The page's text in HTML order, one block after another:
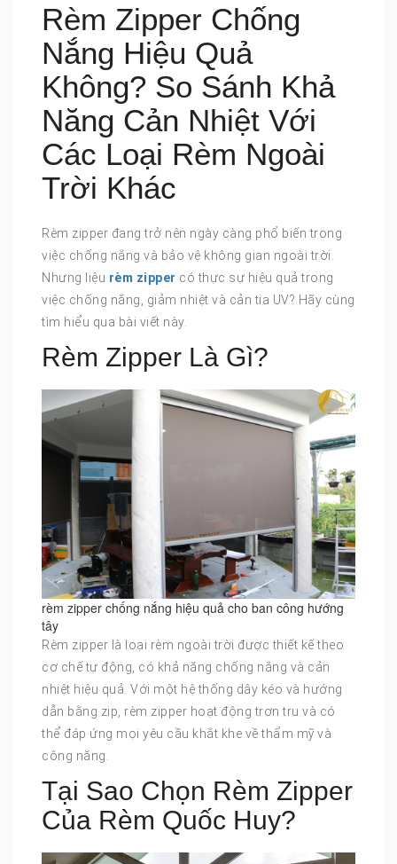
Rèm Zipper Chống
Nắng Hiệu Quả
Không? So Sánh Khả
Năng Cản Nhiệt Với
Các Loại Rèm Ngoài
Trời Khác
Rèm zipper đang trở nên ngày càng phổ biến trong
việc chống nắng và bảo vệ không gian ngoài trời.
Nhưng liệu rèm zipper có thực sự hiệu quả trong
việc chống nắng, giảm nhiệt và cản tia UV? Hãy cùng
tìm hiểu qua bài viết này.
Rèm Zipper Là Gì?
rèm zipper chống nắng hiệu quả cho ban công hướng
tây
Rèm zipper là loại rèm ngoài trời được thiết kế theo
cơ chế tự động, có khả năng chống nắng và cản
nhiệt hiệu quả. Với một hệ thống dây kéo và hướng
dẫn bằng zip, rèm zipper hoạt động trơn tru và có
thể đáp ứng mọi yêu cầu khắt khe về thẩm mỹ và
công năng.
Tại Sao Chọn Rèm Zipper
Của Rèm Quốc Huy?